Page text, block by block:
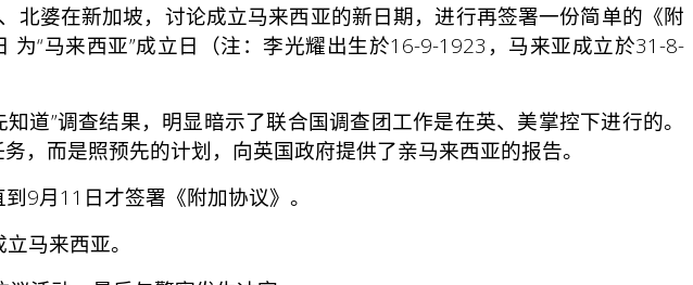
婆在新加坡，讨论成立马来西亚的新日期，进行再签署一份简单的《附
“马来西亚”成立日（注：李光耀出生於16-9-1923，马来亚成立於31-8-
”调查结果，明显暗示了联合国调查团工作是在英、美掌控下进行的。
，而是照预先的计划，向英国政府提供了亲马来西亚的报告。
9月11日才签署《附加协议》。
马来西亚。